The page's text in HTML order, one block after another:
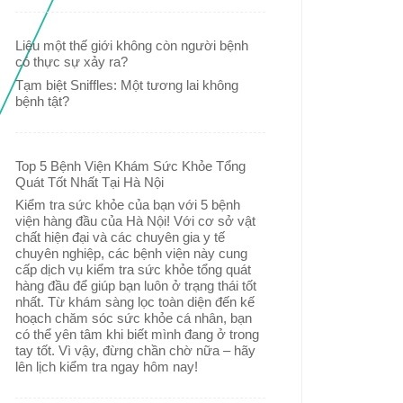
Liệu một thế giới không còn người bệnh
có thực sự xảy ra?
Tạm biệt Sniffles: Một tương lai không
bệnh tật?
Top 5 Bệnh Viện Khám Sức Khỏe Tổng
Quát Tốt Nhất Tại Hà Nội
Kiểm tra sức khỏe của bạn với 5 bệnh
viện hàng đầu của Hà Nội! Với cơ sở vật
chất hiện đại và các chuyên gia y tế
chuyên nghiệp, các bệnh viện này cung
cấp dịch vụ kiểm tra sức khỏe tổng quát
hàng đầu để giúp bạn luôn ở trạng thái tốt
nhất. Từ khám sàng lọc toàn diện đến kế
hoạch chăm sóc sức khỏe cá nhân, bạn
có thể yên tâm khi biết mình đang ở trong
tay tốt. Vì vậy, đừng chần chờ nữa – hãy
lên lịch kiểm tra ngay hôm nay!